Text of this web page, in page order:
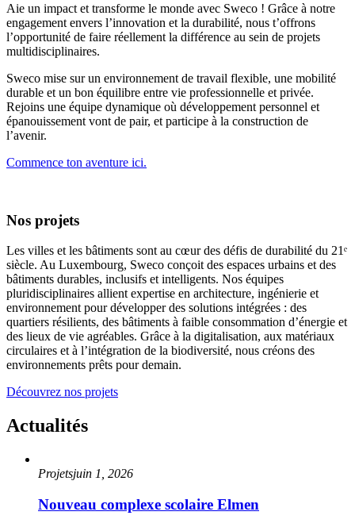
Aie un impact et transforme le monde avec Sweco ! Grâce à notre
engagement envers l’innovation et la durabilité, nous t’offrons
l’opportunité de faire réellement la différence au sein de projets
multidisciplinaires.
Sweco mise sur un environnement de travail flexible, une mobilité
durable et un bon équilibre entre vie professionnelle et privée.
Rejoins une équipe dynamique où développement personnel et
épanouissement vont de pair, et participe à la construction de
l’avenir.
Commence ton aventure ici.
Nos projets
Les villes et les bâtiments sont au cœur des défis de durabilité du 21ᵉ
siècle. Au Luxembourg, Sweco conçoit des espaces urbains et des
bâtiments durables, inclusifs et intelligents. Nos équipes
pluridisciplinaires allient expertise en architecture, ingénierie et
environnement pour développer des solutions intégrées : des
quartiers résilients, des bâtiments à faible consommation d’énergie et
des lieux de vie agréables. Grâce à la digitalisation, aux matériaux
circulaires et à l’intégration de la biodiversité, nous créons des
environnements prêts pour demain.
Découvrez nos projets
Actualités
Projetsjuin 1, 2026
Nouveau complexe scolaire Elmen